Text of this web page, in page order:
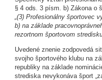
§ 4 ods. 3 písm. b) Zákona o
„(3) Profesionálny športovec
b) na základe
rezortnom športovom
Uvedené znenie zodpovedá
svojho športového klubu na
republiky na základe
strediska nevykonáva šport